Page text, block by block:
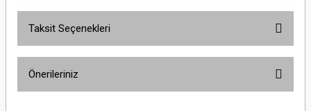
Taksit Seçenekleri
Önerileriniz